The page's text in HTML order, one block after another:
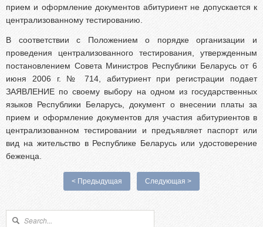
прием и оформление документов абитуриент не допускается к
централизованному тестированию.
В соответствии с Положением о порядке организации и
проведения централизованного тестирования, утвержденным
постановлением Совета Министров Республики Беларусь от 6
июня 2006 г. № 714, абитуриент при регистрации подает
ЗАЯВЛЕНИЕ по своему выбору на одном из государственных
языков Республики Беларусь, документ о внесении платы за
прием и оформление документов для участия абитуриентов в
централизованном тестировании и предъявляет паспорт или
вид на жительство в Республике Беларусь или удостоверение
беженца.
< Предыдущая Следующая >
Форма поиска
Поиск